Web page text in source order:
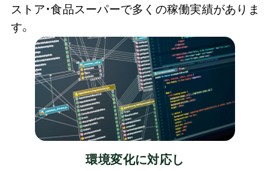
ストア・食品スーパーで多くの稼働実績がありま
す。
環境変化に対応し